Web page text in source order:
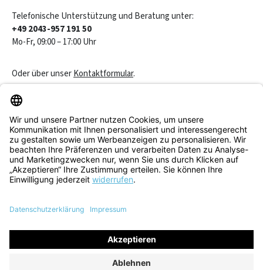
Telefonische Unterstützung und Beratung unter:
+49 2043-957 191 50
Mo-Fr, 09:00 – 17:00 Uhr
Oder über unserKontaktformular.
Service & Beratung
Informationen
Alle Preise inkl. gesetzl. Mehrwertsteuer zzgl.